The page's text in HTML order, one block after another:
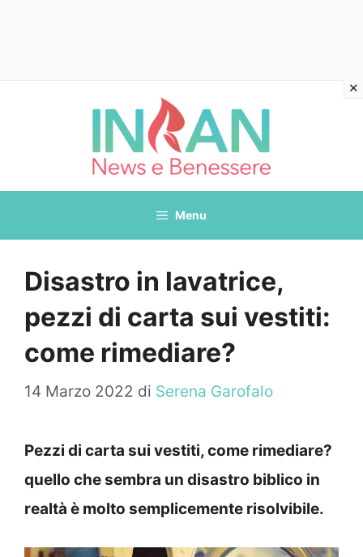
Menu
Disastro in lavatrice,
pezzi di carta sui vestiti:
come rimediare?
14 Marzo 2022 di Serena Garofalo
Pezzi di carta sui vestiti, come rimediare?
quello che sembra un disastro biblico in
realtà è molto semplicemente risolvibile.